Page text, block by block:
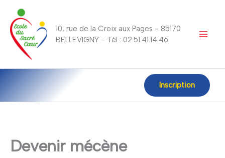
contenu
10, rue de la Croix aux Pages - 85170
BELLEVIGNY - Tél : 02.51.41.14.46
Inscription
Devenir mécène